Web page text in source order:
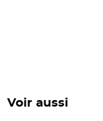
Voir aussi